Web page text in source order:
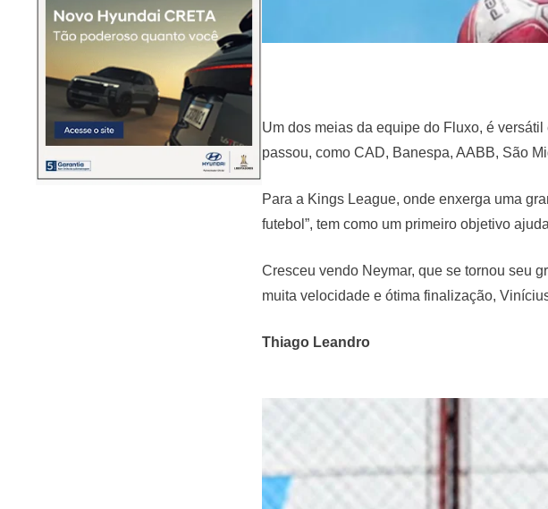
Um dos meias da equipe do Fluxo, é
passou, como CAD, Banespa, AABB, São
Para a Kings League, onde enxerga uma
futebol”, tem como um primeiro objetivo
Cresceu vendo Neymar, que se tornou seu
muita velocidade e ótima finalização,
Thiago Leandro